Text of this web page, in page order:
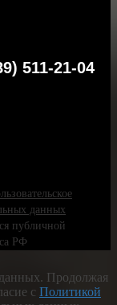
511-21-04
данных
публичной
РФ
Продолжая
с Политикой